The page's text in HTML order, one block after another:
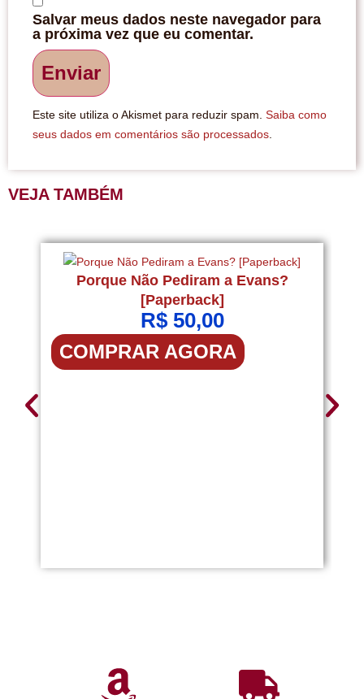
Salvar meus dados neste navegador para
a próxima vez que eu comentar.
Este site utiliza o Akismet para reduzir spam. Saiba como
seus dados em comentários são processados
VEJA TAMBÉM
Porque Não Pediram a Evans?
[Paperback]
R$50,00
COMPRAR AGORA